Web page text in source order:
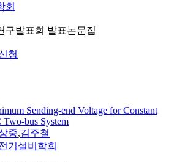
회
구발표회 발표논문집
청
Sending-end Voltage for Constant
bus System
중,김주철
기설비학회